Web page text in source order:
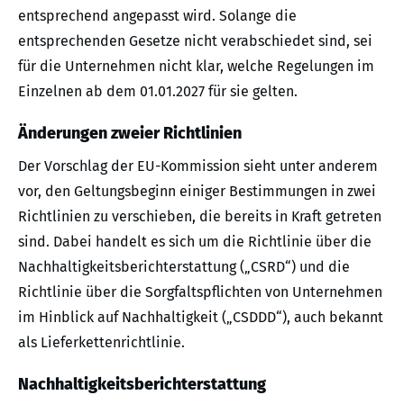
entsprechend angepasst wird. Solange die
entsprechenden Gesetze nicht verabschiedet sind, sei
für die Unternehmen nicht klar, welche Regelungen im
Einzelnen ab dem 01.01.2027 für sie gelten.
Änderungen zweier Richtlinien
Der Vorschlag der EU-Kommission sieht unter anderem
vor, den Geltungsbeginn einiger Bestimmungen in zwei
Richtlinien zu verschieben, die bereits in Kraft getreten
sind. Dabei handelt es sich um die Richtlinie über die
Nachhaltigkeitsberichterstattung („CSRD“) und die
Richtlinie über die Sorgfaltspflichten von Unternehmen
im Hinblick auf Nachhaltigkeit („CSDDD“), auch bekannt
als Lieferkettenrichtlinie.
Nachhaltigkeitsberichterstattung